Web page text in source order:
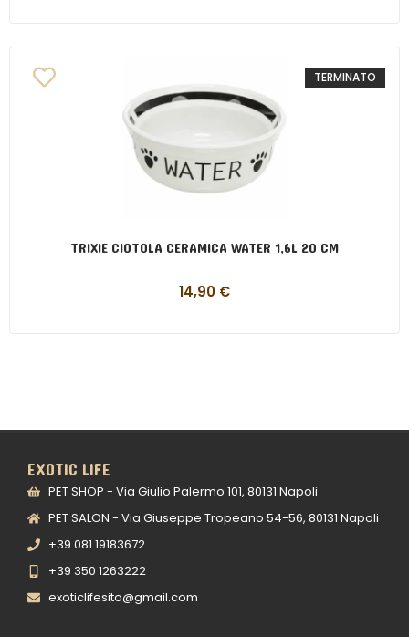
TERMINATO
TRIXIE CIOTOLA CERAMICA WATER 1,6L 20 CM
14,90 €
EXOTIC LIFE
PET SHOP - Via Giulio Palermo 101, 80131 Napoli
PET SALON - Via Giuseppe Tropeano 54-56, 80131 Napoli
+39 081 19183672
+39 350 1263222
exoticlifesito@gmail.com